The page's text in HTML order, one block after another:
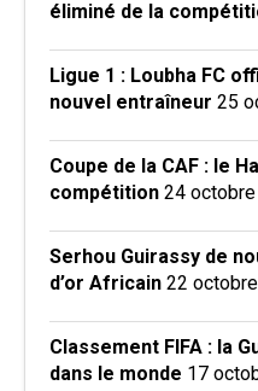
éliminé de la
Ligue 1 : Loubha FC
nouvel entraîneur 25
Coupe de la CAF : le
compétition 24
Serhou Guirassy de
d’or Africain 22
Classement FIFA : la
dans le monde 17